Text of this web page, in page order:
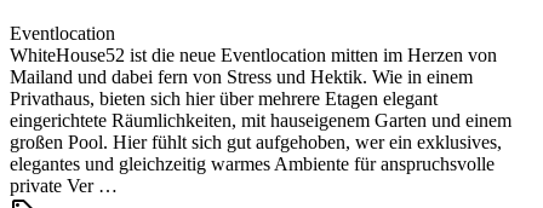
Eventlocation
WhiteHouse52 ist die neue Eventlocation mitten im Herzen von
Mailand und dabei fern von Stress und Hektik. Wie in einem
Privathaus, bieten sich hier über mehrere Etagen elegant
eingerichtete Räumlichkeiten, mit hauseigenem Garten und einem
großen Pool. Hier fühlt sich gut aufgehoben, wer ein exklusives,
elegantes und gleichzeitig warmes Ambiente für anspruchsvolle
private Ver …